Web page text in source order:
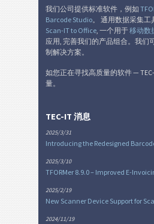
我们公司提供标准软件，例如
Barcode Studio。 通用数据采集工
Scan-IT to Office , 一个用于移动数
应用, 完善我们的产品组合。我们
制解决方案。
如您正在寻找高质量的软件 —
量。
TEC-IT 消息
2025/3/31
Introducing the Redesigned
2025/3/10
TFORMer 8.9.0 – Improved E-
2025/2/19
New Scanner Device Support for
2024/11/19